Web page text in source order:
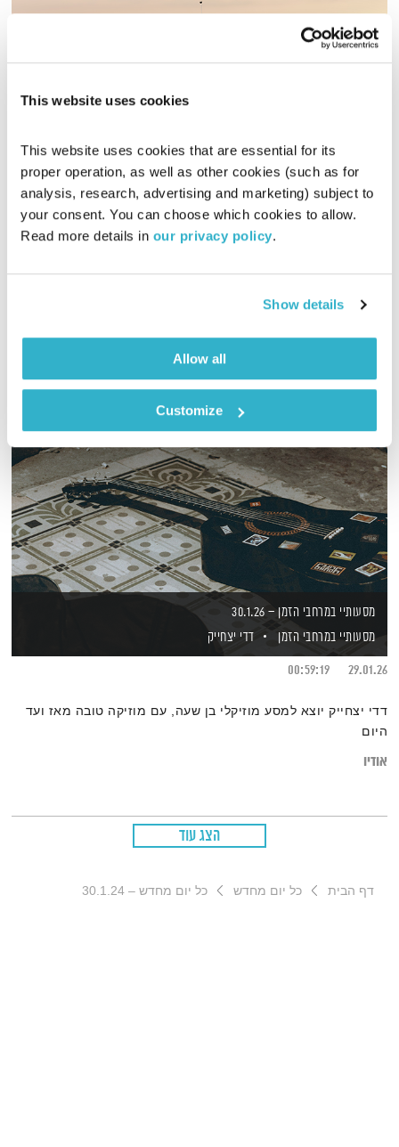
This website uses cookies
This website uses cookies that are essential for its
proper operation, as well as other cookies (such as for
analysis, research, advertising and marketing) subject to
your consent. You can choose which cookies to allow.
Read more details in our privacy policy.
Show details
Allow all
Customize
מנועים קדימה – 25.7.22
מנועים קדימה
גלית גורא-עיני
25.07.22
01:00:08
כל יום בדרך הביתה – שעה של מוזיקה מעולה בעריכתה ובהגשתה
אודיו
מסעותיי במרחבי הזמן – 30.1.26
מסעותיי במרחבי הזמן
דדי יצחייק
29.01.26
00:59:19
דדי יצחייק יוצא למסע מוזיקלי בן שעה, עם מוזיקה טובה מאז ועד
היום
אודיו
הצג עוד
דף הבית כל יום מחדש כל יום מחדש – 30.1.24